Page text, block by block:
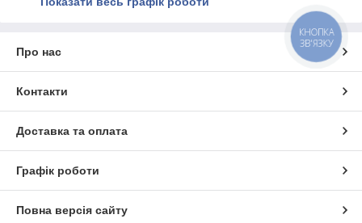
Про нас
Контакти
Доставка та оплата
Графік роботи
Повна версія сайту
КНОПКА
ЗВ'ЯЗКУ